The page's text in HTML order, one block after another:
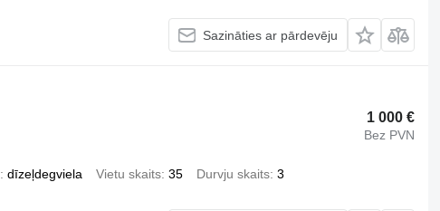
Sazināties ar pārdevēju
1 000 €
Bez PVN
dīzeļdegviela Vietu skaits 35 Durvju skaits 3